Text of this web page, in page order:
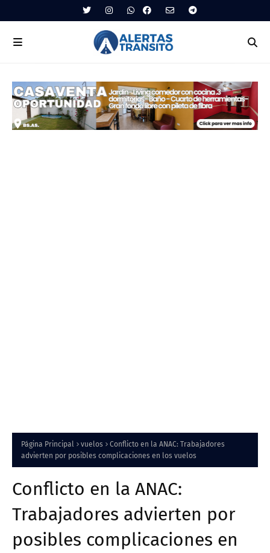
Página Principal vuelos
Conflicto en la ANAC: Trabajadores
advierten por posibles complicaciones en los vuelos
Conflicto en la ANAC:
Trabajadores advierten por
posibles complicaciones en